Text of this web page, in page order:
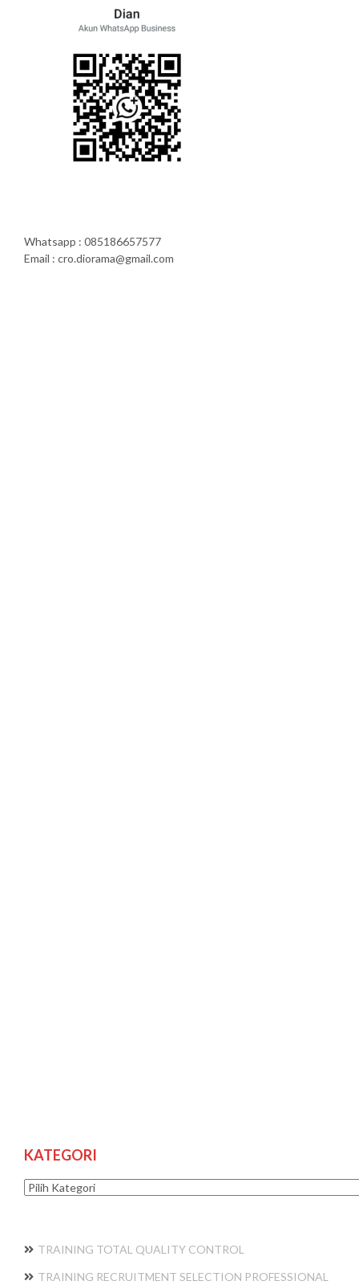
Whatsapp : 085186657577
Email : cro.diorama@gmail.com
KATEGORI
Kategori
TRAINING TOTAL QUALITY CONTROL
TRAINING RECRUITMENT SELECTION PROFESSIONAL